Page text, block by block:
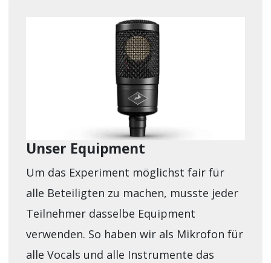
Unser Equipment
Um das Experiment möglichst fair für
alle Beteiligten zu machen, musste jeder
Teilnehmer dasselbe Equipment
verwenden. So haben wir als Mikrofon für
alle Vocals und alle Instrumente das